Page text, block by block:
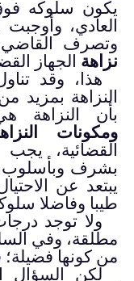
يكون سلوكه
العادي،
وتصرف
نزاهة الجهاز
هذا، وقد
النزاهة بمزيد
بأن النزاهة
ومكونات
القضائية،
بشرف وبأسلوب
يبتعد عن
طيبا وفاضلا
ولا توجد
مطلقة، وفي
من كونها
لكن السؤال